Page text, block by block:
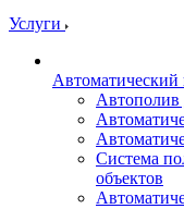
Услуги
Автополив
Система
объектов